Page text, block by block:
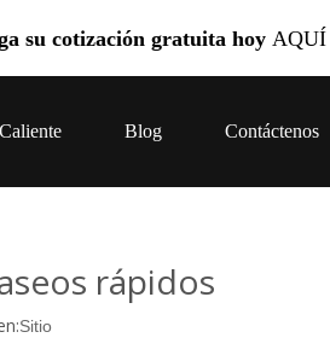
su cotización gratuita hoy AQUÍ
Caliente Blog Contáctenos
rápidos
Sitio